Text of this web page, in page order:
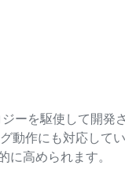
ーを駆使して開発
動作にも対応してい
に高められます。